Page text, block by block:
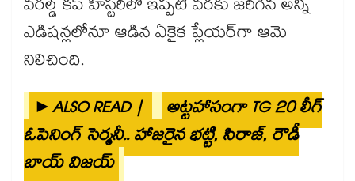
వరల్డ్ కప్ హిస్టరీలో ఇప్పటి వరకు జరిగిన అన్ని
ఎడిషన్లలోనూ ఆడిన ఏకైక ప్లేయర్‌గా ఆమె
నిలిచింది.
►ALSO READ |
అట్టహాసంగా TG 20 లీగ్
ఓపెనింగ్ సెర్మనీ.. హాజరైన భట్టి, సిరాజ్, రౌడీ
బాయ్ విజయ్